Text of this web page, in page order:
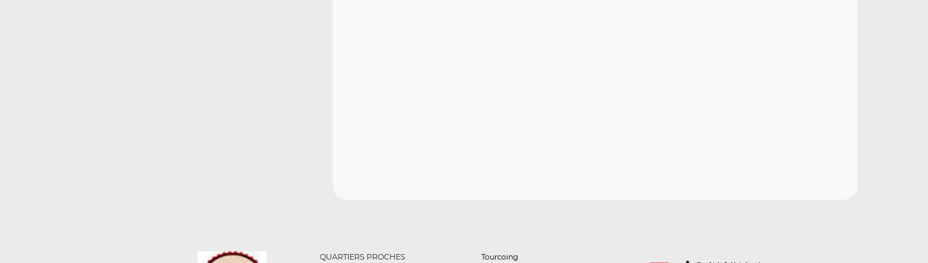
QUARTIERS PROCHES Tourcoing